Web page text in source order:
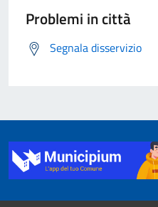
Problemi in città
Segnala disservizio